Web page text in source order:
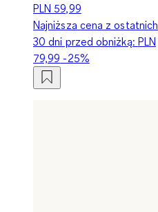
PLN 59,99
Najniższa cena z ostatnich
30 dni przed obniżką: PLN
79,99 -25%